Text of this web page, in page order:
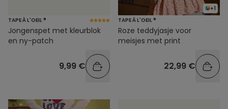
TAPE À L'OEIL ®
Jongenspet met kleurblok
en ny-patch
9,99 €
+1
TAPE À L'OEIL ®
Roze teddyjasje voor
meisjes met print
22,99 €